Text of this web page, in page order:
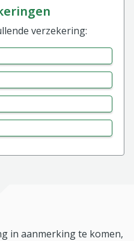
verzekering:
in aanmerking te komen,